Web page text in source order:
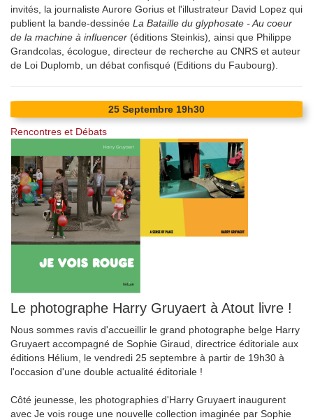
invités, la journaliste Aurore Gorius et l'illustrateur David Lopez qui
publient la bande-dessinée La Bataille du glyphosate - Au coeur
de la machine à influencer (éditions Steinkis) ainsi que Philippe
Grandcolas, écologue, directeur de recherche au CNRS et auteur
de Loi Duplomb, un débat confisqué (Editions du Faubourg).
25 Septembre 19h30
Rencontres et Débats
Le photographe Harry Gruyaert à Atout livre !
Nous sommes ravis d'accueillir le grand photographe belge Harry
Gruyaert accompagné de Sophie Giraud, directrice éditoriale aux
éditions Hélium, le vendredi 25 septembre à partir de 19h30 à
l'occasion d'une double actualité éditoriale !
Côté jeunesse, les photographies d'Harry Gruyaert inaugurent
avec Je vois rouge une nouvelle collection imaginée par Sophie